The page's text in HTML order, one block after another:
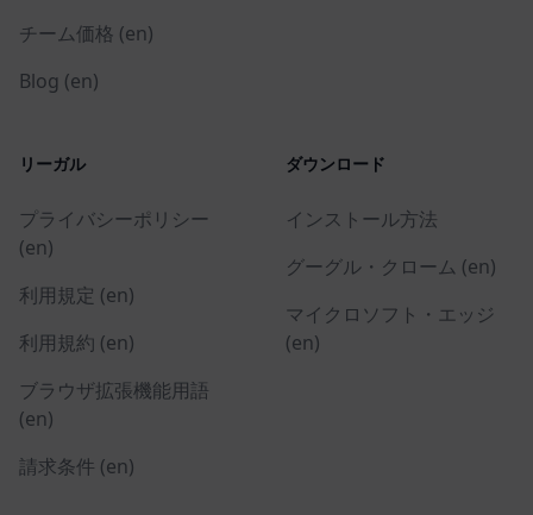
チーム価格 (en)
Blog (en)
リーガル
プライバシーポリシー
(en)
利用規定 (en)
利用規約 (en)
ブラウザ拡張機能用語
(en)
請求条件 (en)
ダウンロード
インストール方法
グーグル・クローム (en)
マイクロソフト・エッジ
(en)